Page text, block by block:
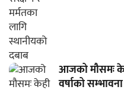
आजको मौसमः
वर्षाको सम्भावना